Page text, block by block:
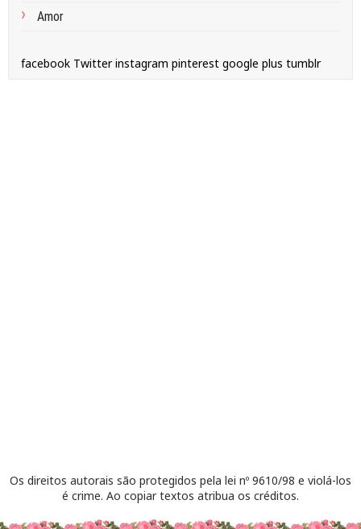
Amor
facebook Twitter instagram pinterest google plus tumblr
Os direitos autorais são protegidos pela lei nº 9610/98 e violá-los
é crime. Ao copiar textos atribua os créditos.